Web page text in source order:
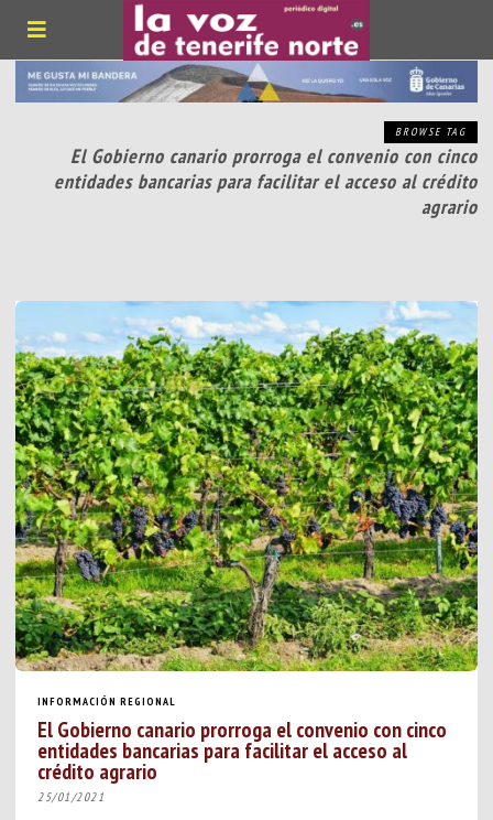
BROWSE TAG
El Gobierno canario prorroga el convenio con cinco
entidades bancarias para facilitar el acceso al crédito
agrario
INFORMACIÓN REGIONAL
El Gobierno canario prorroga el convenio con cinco
entidades bancarias para facilitar el acceso al
crédito agrario
25/01/2021